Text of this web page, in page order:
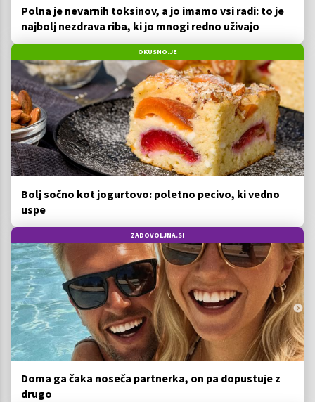
Polna je nevarnih toksinov, a jo imamo vsi radi: to je
najbolj nezdrava riba, ki jo mnogi redno uživajo
OKUSNO.JE
Bolj sočno kot jogurtovo: poletno pecivo, ki vedno
uspe
ZADOVOLJNA.SI
Doma ga čaka noseča partnerka, on pa dopustuje z
drugo